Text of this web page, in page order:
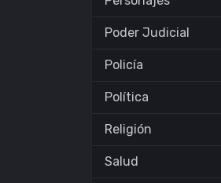
Poder Judicial
Policía
Política
Religión
Salud